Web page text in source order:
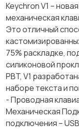
Keychron V1 –
механическая
Это отличный
75% раскладке,
силиконовой
PBT, V1
наборе текста и
- Проводная
Механическая
подключения –